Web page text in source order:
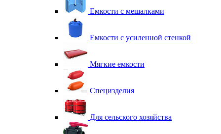
Емкости с мешалками
Емкости с усиленной стенкой
Мягкие емкости
Специзделия
Для сельского хозяйства